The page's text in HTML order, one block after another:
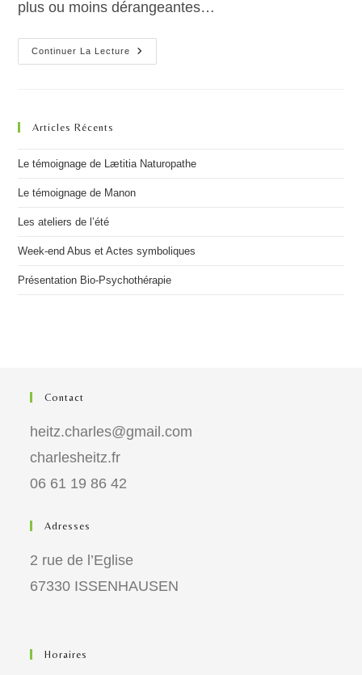
plus ou moins dérangeantes…
Continuer La Lecture
Présentation
Bio-
Articles Récents
Le témoignage de Lætitia Naturopathe
Le témoignage de Manon
Les ateliers de l’été
Week-end Abus et Actes symboliques
Présentation Bio-Psychothérapie
Contact
heitz.charles@gmail.com
charlesheitz.fr
06 61 19 86 42
Adresses
2 rue de l’Eglise
67330 ISSENHAUSEN
Horaires